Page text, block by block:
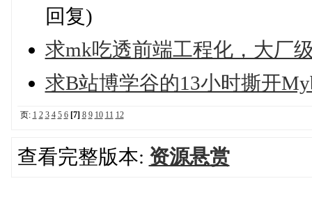
回复)
求mk吃透前端工程化，大厂
求B站博学谷的13小时撕开
页: 1 2 3 4 5 6 [7] 8 9 10 11 12
查看完整版本: 资源悬赏